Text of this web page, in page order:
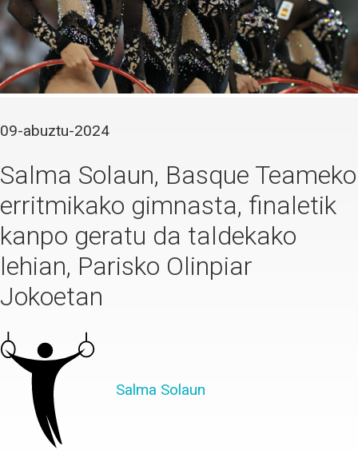
09-abuztu-2024
Salma Solaun, Basque Teameko
erritmikako gimnasta, finaletik
kanpo geratu da taldekako
lehian, Parisko Olinpiar
Jokoetan
Salma Solaun